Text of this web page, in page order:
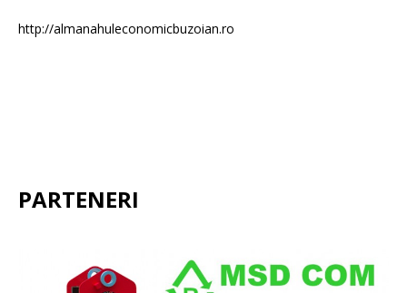
http://almanahuleconomicbuzoian.ro
PARTENERI